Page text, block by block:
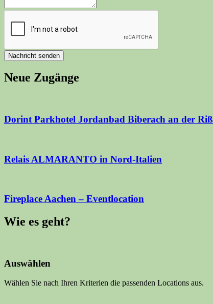
Nachricht senden
Neue Zugänge
Dorint Parkhotel Jordanbad Biberach an der Riß
Relais ALMARANTO in Nord-Italien
Fireplace Aachen – Eventlocation
Wie es geht?
Auswählen
Wählen Sie nach Ihren Kriterien die passenden Locations aus.